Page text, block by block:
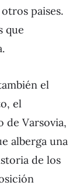
paises.
que
el
el
de Varsovia,
alberga una
de los